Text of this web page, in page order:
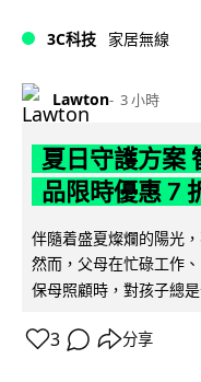
3C科技 家居無線
Lawton 3 小時
夏日守護方案
品限時優惠 7
伴隨着盛夏燦爛的陽光
然而，父母在忙碌工作
保母照顧時，對孩子總
3 分享